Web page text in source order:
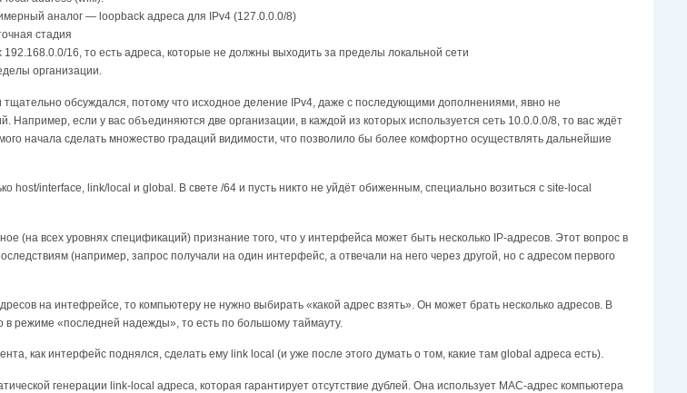
аналог — loopback адреса для IPv4 (127.0.0.0/8)
стадия
16, то есть адреса, которые не должны выходить за пределы локальной сети
организации.
тщательно обсуждался, потому что исходное деление IPv4, даже с последующими дополнениями, явно не
Например, если у вас объединяются две организации, в каждой из которых используется сеть 10.0.0.0/8, то вас ждёт
начала сделать множество градаций видимости, что позволило бы более комфортно осуществлять дальнейшие
host/interface, link/local и global. В свете /64 и пусть никто не уйдёт обиженным, специально возиться с site-local
(на всех уровнях спецификаций) признание того, что у интерфейса может быть несколько IP-адресов. Этот вопрос в
(например, запрос получали на один интерфейс, а отвечали на него через другой, но с адресом первого
на интефрейсе, то компьютеру не нужно выбирать «какой адрес взять». Он может брать несколько адресов. В
в режиме «последней надежды», то есть по большому таймауту.
как интерфейс поднялся, сделать ему link local (и уже после этого думать о том, какие там global адреса есть).
генерации link-local адреса, которая гарантирует отсутствие дублей. Она использует MAC-адрес компьютера